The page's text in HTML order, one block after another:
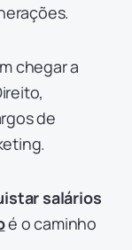
chegar a
de
salários
é o caminho